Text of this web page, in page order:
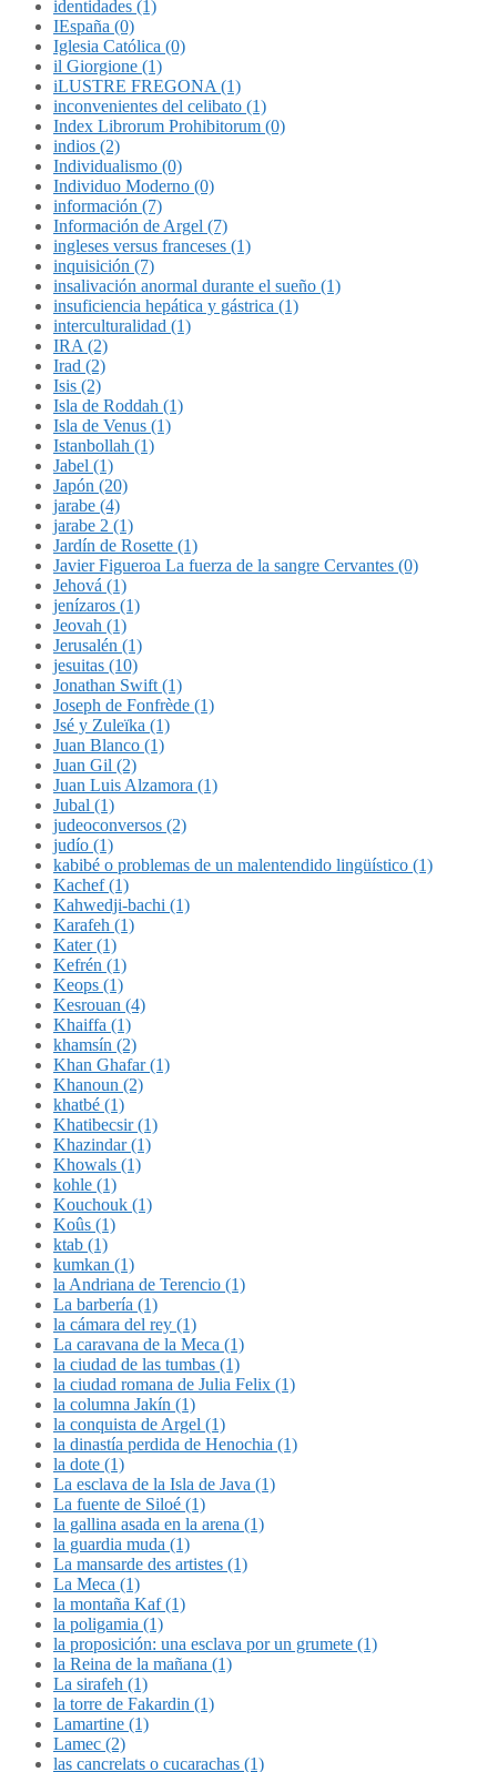
identidades (1)
IEspaña (0)
Iglesia Católica (0)
il Giorgione (1)
iLUSTRE FREGONA (1)
inconvenientes del celibato (1)
Index Librorum Prohibitorum (0)
indios (2)
Individualismo (0)
Individuo Moderno (0)
información (7)
Información de Argel (7)
ingleses versus franceses (1)
inquisición (7)
insalivación anormal durante el sueño (1)
insuficiencia hepática y gástrica (1)
interculturalidad (1)
IRA (2)
Irad (2)
Isis (2)
Isla de Roddah (1)
Isla de Venus (1)
Istanbollah (1)
Jabel (1)
Japón (20)
jarabe (4)
jarabe 2 (1)
Jardín de Rosette (1)
Javier Figueroa La fuerza de la sangre Cervantes (0)
Jehová (1)
jenízaros (1)
Jeovah (1)
Jerusalén (1)
jesuitas (10)
Jonathan Swift (1)
Joseph de Fonfrède (1)
Jsé y Zuleïka (1)
Juan Blanco (1)
Juan Gil (2)
Juan Luis Alzamora (1)
Jubal (1)
judeoconversos (2)
judío (1)
kabibé o problemas de un malentendido lingüístico (1)
Kachef (1)
Kahwedji-bachi (1)
Karafeh (1)
Kater (1)
Kefrén (1)
Keops (1)
Kesrouan (4)
Khaiffa (1)
khamsín (2)
Khan Ghafar (1)
Khanoun (2)
khatbé (1)
Khatibecsir (1)
Khazindar (1)
Khowals (1)
kohle (1)
Kouchouk (1)
Koûs (1)
ktab (1)
kumkan (1)
la Andriana de Terencio (1)
La barbería (1)
la cámara del rey (1)
La caravana de la Meca (1)
la ciudad de las tumbas (1)
la ciudad romana de Julia Felix (1)
la columna Jakín (1)
la conquista de Argel (1)
la dinastía perdida de Henochia (1)
la dote (1)
La esclava de la Isla de Java (1)
La fuente de Siloé (1)
la gallina asada en la arena (1)
la guardia muda (1)
La mansarde des artistes (1)
La Meca (1)
la montaña Kaf (1)
la poligamia (1)
la proposición: una esclava por un grumete (1)
la Reina de la mañana (1)
La sirafeh (1)
la torre de Fakardin (1)
Lamartine (1)
Lamec (2)
las cancrelats o cucarachas (1)